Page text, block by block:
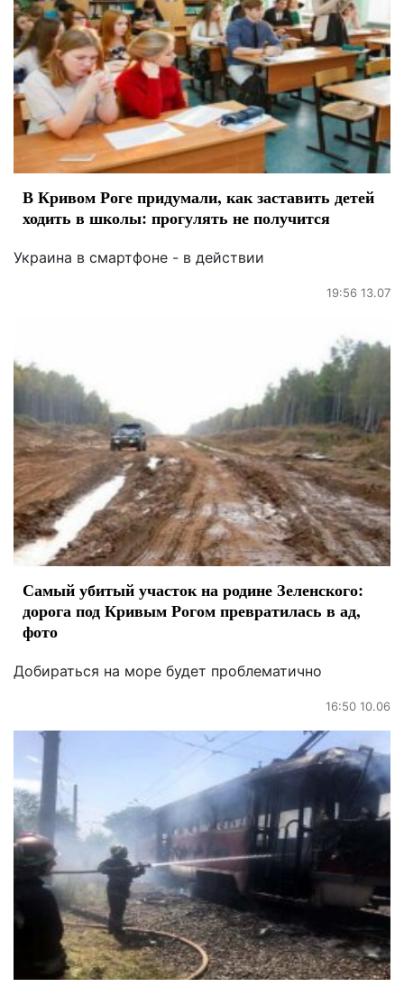
В Кривом Роге придумали, как заставить детей
ходить в школы: прогулять не получится
Украина в смартфоне - в действии
19:56 13.07
Самый убитый участок на родине Зеленского:
дорога под Кривым Рогом превратилась в ад,
фото
Добираться на море будет проблематично
16:50 10.06